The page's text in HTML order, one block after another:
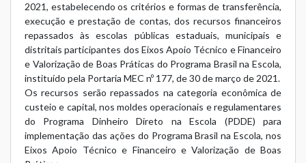
2021, estabelecendo os critérios e formas de transferência,
execução e prestação de contas, dos recursos financeiros
repassados às escolas públicas estaduais, municipais e
distritais participantes dos Eixos Apoio Técnico e Financeiro
e Valorização de Boas Práticas do Programa Brasil na Escola,
instituído pela Portaria MEC nº 177, de 30 de março de 2021.
Os recursos serão repassados na categoria econômica de
custeio e capital, nos moldes operacionais e regulamentares
do Programa Dinheiro Direto na Escola (PDDE) para
implementação das ações do Programa Brasil na Escola, nos
Eixos Apoio Técnico e Financeiro e Valorização de Boas